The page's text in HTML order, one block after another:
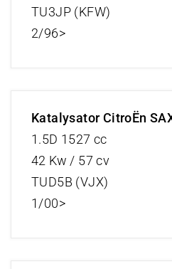
TU3JP (KFW)
2/96>
Katalysator CitroËn
1.5D 1527 cc
42 Kw / 57 cv
TUD5B (VJX)
1/00>